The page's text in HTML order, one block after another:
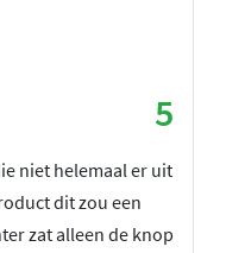
5
niet helemaal er uit
dit zou een
zat alleen de knop